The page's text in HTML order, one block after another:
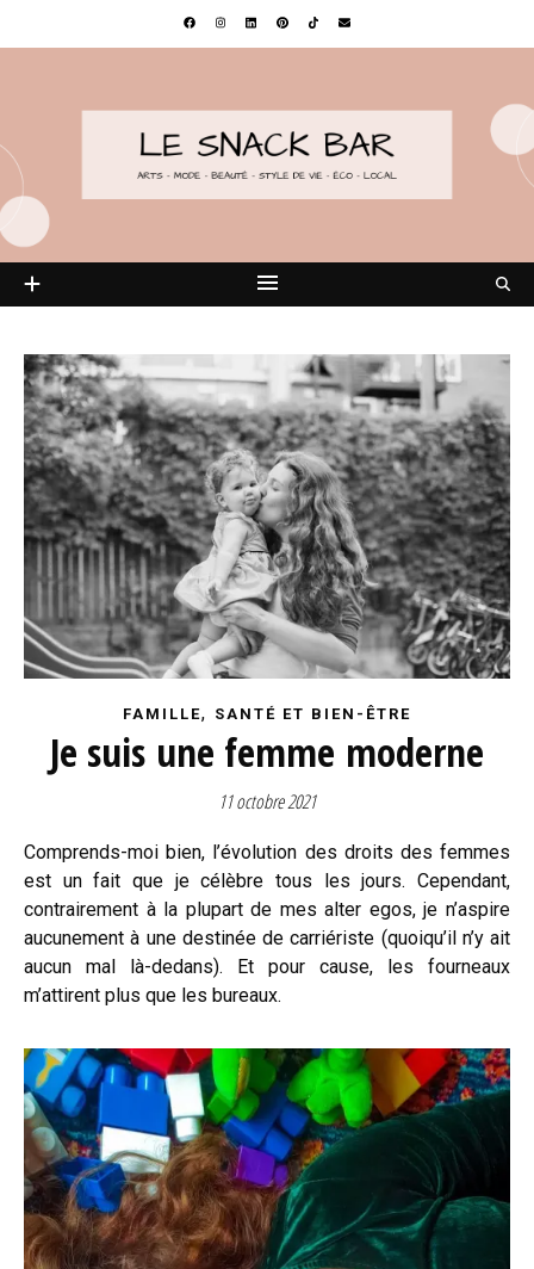
FAMILLE, SANTÉ ET BIEN-ÊTRE
Je suis une femme moderne
11 octobre 2021
Comprends-moi bien, l’évolution des droits des femmes
est un fait que je célèbre tous les jours. Cependant,
contrairement à la plupart de mes alter egos, je n’aspire
aucunement à une destinée de carriériste (quoiqu’il n’y ait
aucun mal là-dedans). Et pour cause, les fourneaux
m’attirent plus que les bureaux.